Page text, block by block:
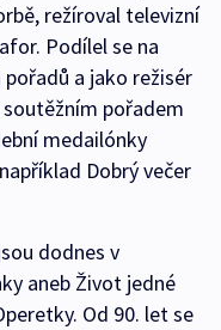
režíroval televizní
Podílel se na
a jako režisér
pořadem
medailónky
Dobrý večer
dodnes v
aneb Život jedné
Od 90. let se